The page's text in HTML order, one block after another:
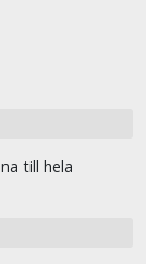
till hela